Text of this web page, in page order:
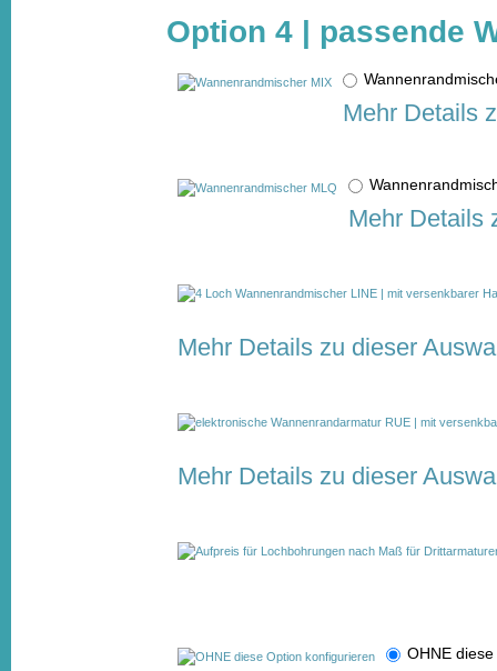
Option 4 | passende
Mehr Details
Mehr Details
Mehr Details zu dieser
Mehr Details zu dieser
OHNE